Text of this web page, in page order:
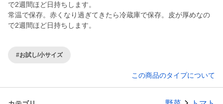
で2週間ほど日持ちします。
常温で保存。赤くなり過ぎてきたら冷蔵庫で保存。皮が厚めなの
で2週間ほど日持ちします。
#お試し/小サイズ
この商品のタイプについて